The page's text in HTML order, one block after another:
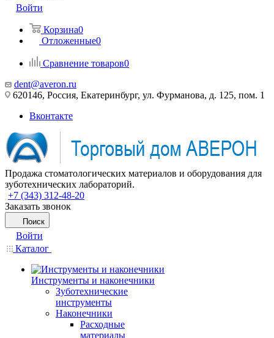
Войти
Корзина0
Отложенные0
Сравнение товаров0
dent@averon.ru
620146, Россия, Екатеринбург, ул. Фурманова, д. 125, пом. 1
Вконтакте
Продажа стоматологических материалов и оборудования для
зуботехнических лабораторий.
+7 (343) 312-48-20
Заказать звонок
Поиск
Войти
Каталог
Инструменты и наконечники
Зуботехнические
инструменты
Наконечники
Расходные
материалы